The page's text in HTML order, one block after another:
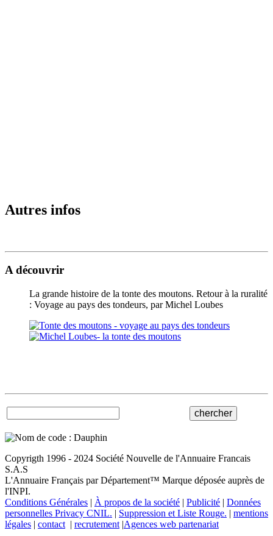
Autres infos
A découvrir
La grande histoire de la tonte des moutons. Retour à la ruralité
: Voyage au pays des tondeurs, par Michel Loubes
Copyrigth 1996 - 2024 Société Nouvelle de l'Annuaire Francais
S.A.S
L'Annuaire Français par Département™ Marque déposée auprès de
l'INPI.
Conditions Générales | À propos de la société | Publicité | Données
personnelles Privacy CNIL. | Suppression et Liste Rouge. | mentions
légales | contact | recrutement |Agences web partenariat